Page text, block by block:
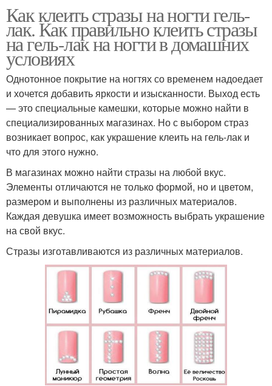
Как клеить стразы на ногти гель-
лак. Как правильно клеить стразы
на гель-лак на ногти в домашних
условиях
Однотонное покрытие на ногтях со временем надоедает
и хочется добавить яркости и изысканности. Выход есть
— это специальные камешки, которые можно найти в
специализированных магазинах. Но с выбором страз
возникает вопрос, как украшение клеить на гель-лак и
что для этого нужно.
В магазинах можно найти стразы на любой вкус.
Элементы отличаются не только формой, но и цветом,
размером и выполнены из различных материалов.
Каждая девушка имеет возможность выбрать украшение
на свой вкус.
Стразы изготавливаются из различных материалов.